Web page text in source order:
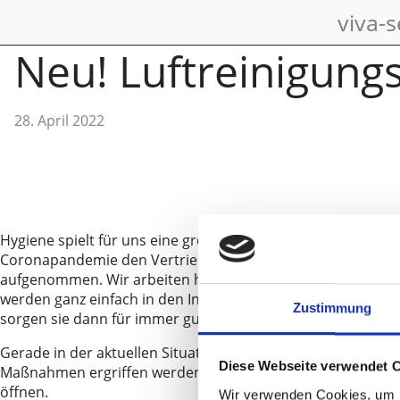
Zustimmung
Diese Webseite verwendet
Wir verwenden Cookies,
viva-
Neu!
28. April 2022
Hygiene spielt für uns eine große Rolle. Deshalb haben wir
Coronapandemie den Vertrieb von Luftreinigern mit ins
aufgenommen. Wir arbeiten hier mit der Marke youvee
werden ganz einfach in den Innenräumen von
sorgen sie dann für immer gute Luftqualität. Ein Einbau ist
Gerade in der aktuellen Situation ist gereinigte Luft extrem
Maßnahmen ergriffen werden, desto eher kann vielleicht
öffnen.